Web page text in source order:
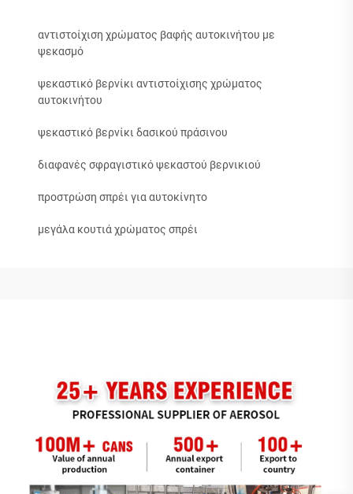
αντιστοίχιση χρώματος βαφής αυτοκινήτου με
ψεκασμό
ψεκαστικό βερνίκι αντιστοίχισης χρώματος
αυτοκινήτου
ψεκαστικό βερνίκι δασικού πράσινου
διαφανές σφραγιστικό ψεκαστού βερνικιού
προστρώση σπρέι για αυτοκίνητο
μεγάλα κουτιά χρώματος σπρέι